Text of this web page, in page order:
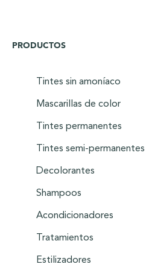
PRODUCTOS
Tintes sin amoníaco
Mascarillas de color
Tintes permanentes
Tintes semi-permanentes
Decolorantes
Shampoos
Acondicionadores
Tratamientos
Estilizadores